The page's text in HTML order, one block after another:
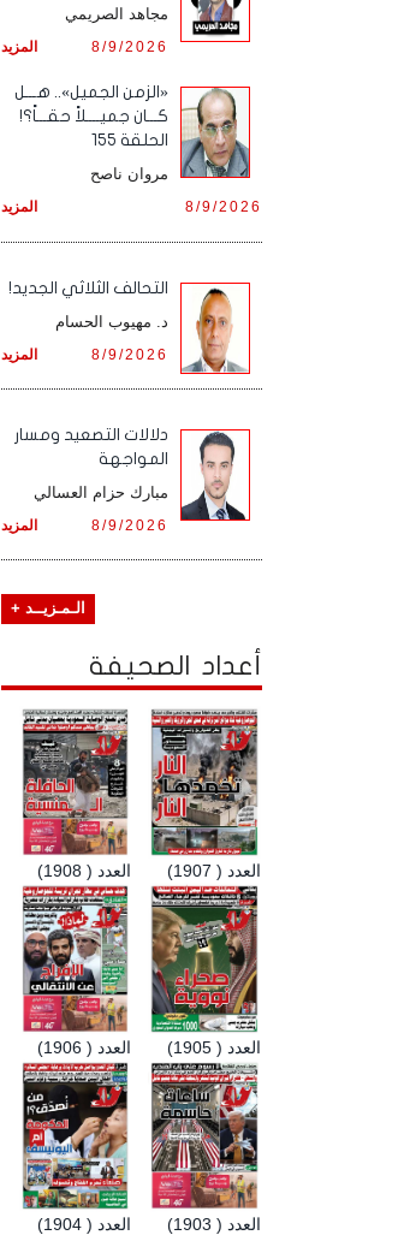
مجاهد الصريمي
المزيد 8/9/2026
«الزمن الجميل».. هـــل
كـــان جميــــلاً حقـــاً؟!
الحلقة 155
مروان ناصح
المزيد 8/9/2026
التحالف الثلاثي الجديد!
د. مهيوب الحسام
المزيد 8/9/2026
دلالات التصعيد ومسار
المواجهة
مبارك حزام العسالي
المزيد 8/9/2026
الـمـزيــد +
أعداد الصحيفة
العدد ( 1908) العدد ( 1907)
العدد ( 1906) العدد ( 1905)
العدد ( 1904) العدد ( 1903)